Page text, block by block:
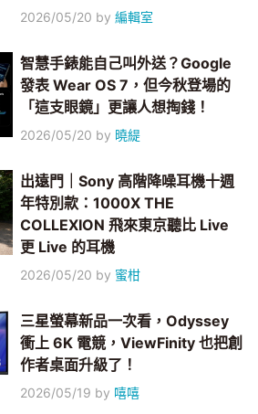
2026/05/20 by編輯室
智慧手錶能自己叫外送？Google
發表 Wear OS 7，但今秋登場的
「這支眼鏡」更讓人想掏錢！
2026/05/20 by 曉緹
出遠門｜Sony 高階降噪耳機十週
年特別款：1000X THE
COLLEXION 飛來東京聽比 Live
更 Live 的耳機
2026/05/20 by 蜜柑
三星螢幕新品一次看，Odyssey
衝上 6K 電競，ViewFinity 也把創
作者桌面升級了！
2026/05/19 by 嘻嘻